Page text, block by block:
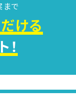
で
ける